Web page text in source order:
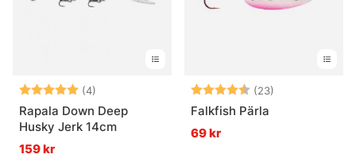
Betyg: (4)
5.0 utav 5 stjärnor
Rapala Down Deep
Husky Jerk 14cm
159 kr
Betyg: (23)
Falkfish Pärla
69 kr